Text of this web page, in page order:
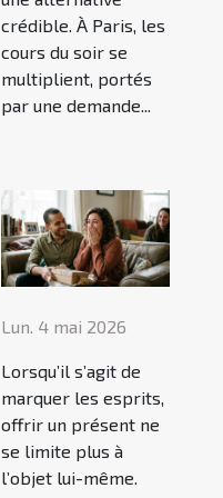
crédible. À Paris, les
cours du soir se
multiplient, portés
par une demande...
Lun. 4 mai 2026
Lorsqu’il s’agit de
marquer les esprits,
offrir un présent ne
se limite plus à
l’objet lui-même.